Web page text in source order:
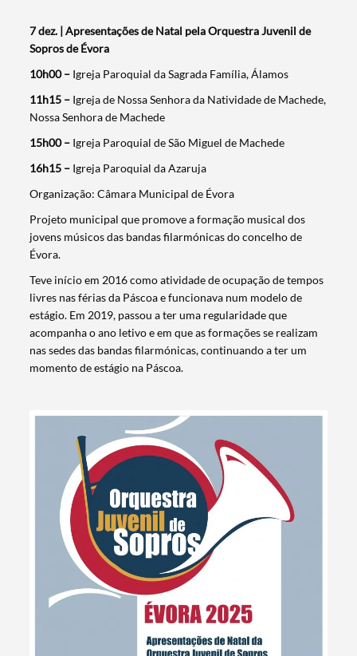
7 dez. | Apresentações de Natal pela Orquestra Juvenil de
Sopros de Évora
10h00 – Igreja Paroquial da Sagrada Família, Álamos
11h15 – Igreja de Nossa Senhora da Natividade de Machede,
Nossa Senhora de Machede
15h00 – Igreja Paroquial de São Miguel de Machede
16h15 – Igreja Paroquial da Azaruja
Organização: Câmara Municipal de Évora
Projeto municipal que promove a formação musical dos
jovens músicos das bandas filarmónicas do concelho de
Évora.
Teve início em 2016 como atividade de ocupação de tempos
livres nas férias da Páscoa e funcionava num modelo de
estágio. Em 2019, passou a ter uma regularidade que
acompanha o ano letivo e em que as formações se realizam
nas sedes das bandas filarmónicas, continuando a ter um
momento de estágio na Páscoa.